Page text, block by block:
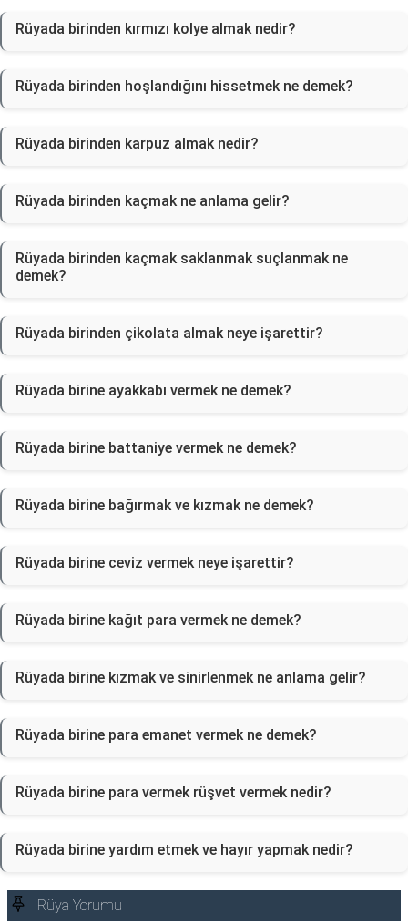
Rüyada birinden kırmızı kolye almak nedir?
Rüyada birinden hoşlandığını hissetmek ne demek?
Rüyada birinden karpuz almak nedir?
Rüyada birinden kaçmak ne anlama gelir?
Rüyada birinden kaçmak saklanmak suçlanmak ne
demek?
Rüyada birinden çikolata almak neye işarettir?
Rüyada birine ayakkabı vermek ne demek?
Rüyada birine battaniye vermek ne demek?
Rüyada birine bağırmak ve kızmak ne demek?
Rüyada birine ceviz vermek neye işarettir?
Rüyada birine kağıt para vermek ne demek?
Rüyada birine kızmak ve sinirlenmek ne anlama gelir?
Rüyada birine para emanet vermek ne demek?
Rüyada birine para vermek rüşvet vermek nedir?
Rüyada birine yardım etmek ve hayır yapmak nedir?
Rüya Yorumu